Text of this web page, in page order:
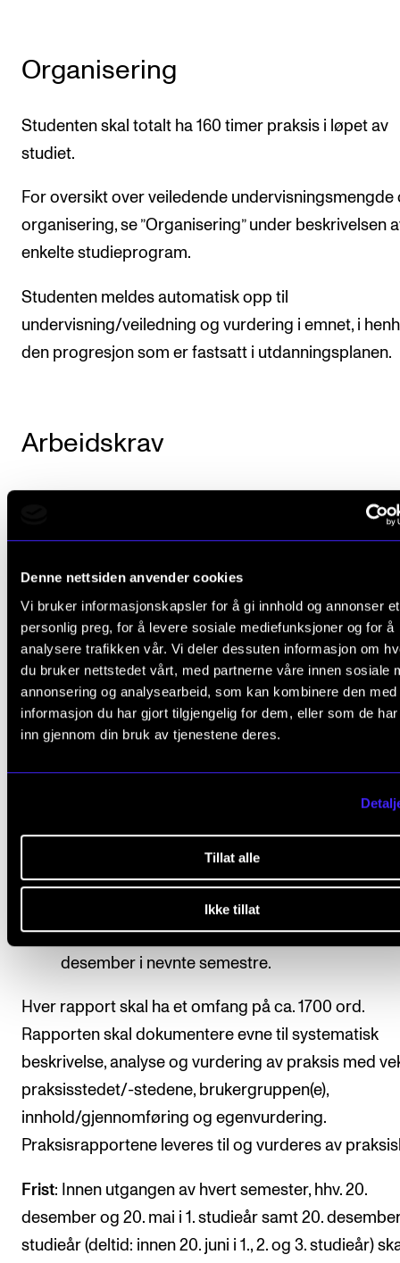
Denne nettsiden anvender cookies
Vi bruker informasjonskapsler for å gi innhold og annonser et
personlig preg, for å levere sosiale mediefunksjoner og for å
analysere trafikken vår. Vi deler dessuten informasjon om
du bruker nettstedet vårt, med partnerne våre innen sosiale
annonsering og analysearbeid, som kan kombinere den med
informasjon du har gjort tilgjengelig for dem, eller som de
inn gjennom din bruk av tjenestene deres.
Tillat alle
Ikke tillat
Organisering
Studenten skal totalt ha 160 timer praksis i løpet av
studiet.
For oversikt over veiledende undervisningsmengde
organisering, se ”Organisering” under beskrivelsen
enkelte studieprogram.
Studenten meldes automatisk opp til
undervisning/veiledning og vurdering i emnet, i
den progresjon som er fastsatt i utdanningsplanen.
Arbeidskrav
Det er obligatorisk, aktiv deltakelse i emnet.
Studenten skal levere en
ca. 2000 ord. Observasjonsoppgaven skal
en beskrivelse av og refleksjon rundt en
observasjonssituasjon, samt drøfting av
i lys av relevant teori. Observasjonen skal
under veiledning av praksislærer. Oppgaven
Studenten skal levere to praksisrapporter; en
slutten av studiets 2. semester (deltid: 4.
og en ved slutten av studiets 3. semester
semester).Innleveringinnen hhv. 15. mai og 15.
desember i nevnte semestre.
Hver rapport skal ha et omfang på ca. 1700 ord.
Rapporten skal dokumentere evne til systematisk
beskrivelse, analyse og vurdering av praksis med
praksisstedet/-stedene, brukergruppen(e),
innhold/gjennomføring og egenvurdering.
Praksisrapportene leveres til og vurderes av
Frist: Innen utgangen av hvert semester, hhv. 20.
desember og 20. mai i 1. studieår samt 20.
studieår (deltid: innen 20. juni i 1., 2. og 3. studieår)